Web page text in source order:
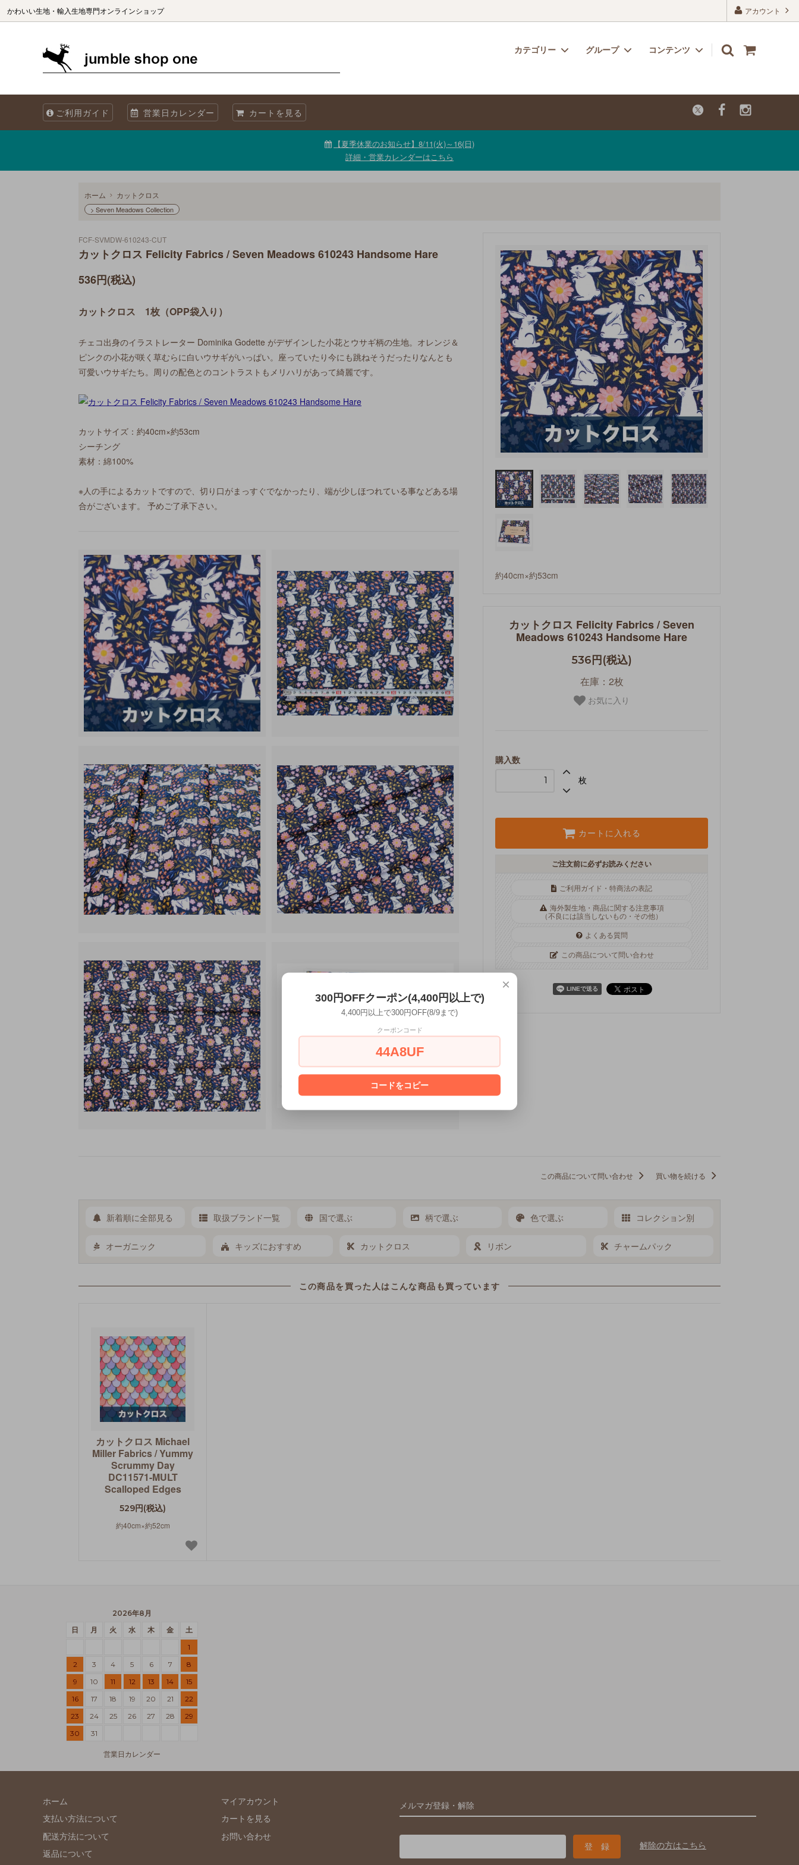
アカウント
かわいい生地・輸入生地専門オンラインショップ
カテゴリー
オリジナル生地 Sewslow
グループ
生地をコレクションで選ぶ オーガニックコットン
生地【セール品・値下げ品】
コンテンツ
当店について
ご利用ガイド 営業日カレンダー カートを見る
【夏季休業のお知らせ】8/11(火)～16(日)
詳細・営業カレンダーはこちら
ホーム カットクロス
> Seven Meadows Collection
約40cm×約53cm
カットクロス Felicity Fabrics / Seven
Meadows 610243 Handsome Hare
536円(税込)
在庫：2枚
お気に入り
購入数
枚
カートに入れる
ご注文前に必ずお読みください
ご利用ガイド・特商法の表記
海外製生地・商品に関する注意事項
（不良には該当しないもの・その他）
よくある質問
この商品について問い合わせ
FCF-SVMDW-610243-CUT
カットクロス Felicity Fabrics / Seven Meadows 610243 Handsome Hare
536円(税込)
カットクロス 1枚（OPP袋入り）
チェコ出身のイラストレーター Dominika Godette がデザインした小花とウサギ柄の生地。オレンジ＆
ピンクの小花が咲く草むらに白いウサギがいっぱい。座っていたり今にも跳ねそうだったりなんとも
可愛いウサギたち。周りの配色とのコントラストもメリハリがあって綺麗です。
カットサイズ：約40cm×約53cm
シーチング
素材：綿100%
※人の手によるカットですので、切り口がまっすぐでなかったり、端が少しほつれている事などある場
合がございます。 予めご了承下さい。
この商品について問い合わせ 買い物を続ける
新着順に全部見る 取扱ブランド一覧 国で選ぶ 柄で選ぶ 色で選ぶ コレクション別
オーガニック キッズにおすすめ カットクロス リボン チャームパック
この商品を買った人はこんな商品も買っています
カットクロス Michael
Miller Fabrics / Yummy
Scrummy Day
DC11571-MULT
Scalloped Edges
529円(税込)
約40cm×約52cm
2026年8月
日
月 火 水 木 金
土
1
2
3 4 5 6 7
8
9
10 11 12 13 14
15
16
17 18 19 20 21
22
23
24 25 26 27 28
29
30
31
営業日カレンダー
メルマガ登録・解除
解除の方はこちら
ホーム
支払い方法について
配送方法について
返品について
マイアカウント
カートを見る
お問い合わせ
×
300円OFFクーポン(4,400円以上で)
4,400円以上で300円OFF(8/9まで)
クーポンコード
44A8UF
コードをコピー